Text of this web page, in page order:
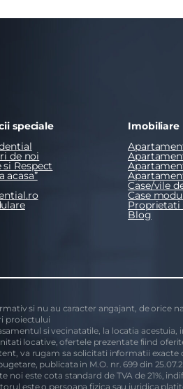
speciale
de noi
Respect
acasa”
Imobiliare
Case/vile
Case
Proprietati
Blog
si nu au caracter angajant, de orice
proiectului
si vecinatatile, la locatia acestuia,
locative, ofertele prezentate fiind
va rugam sa solicitati informatii
publicata in M.O. nr. 699 din
noi este cota standard de TVA de 21%,
este o persoana fizica sau juridica